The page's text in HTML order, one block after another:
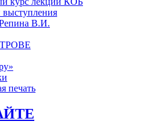
В.И.
печать